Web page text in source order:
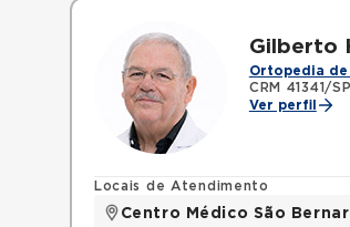
Gilberto
Ortopedia de
CRM 41341/SP
Ver perfil
Locais de Atendimento
Centro Médico São